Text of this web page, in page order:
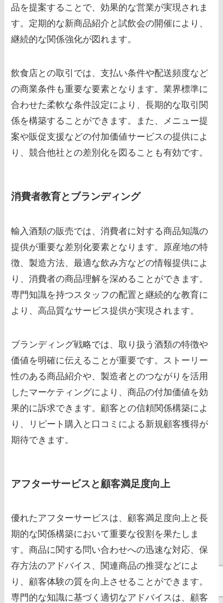
品を提案することで、効果的な営業が実現されま
す。定期的な新商品紹介と試飲会の開催により、
継続的な関係強化が図れます。
飲食店との取引では、支払い条件や配送頻度など
の商業条件も重要な要素となります。業界標準に
合わせた柔軟な条件設定により、長期的な取引関
係を構築することができます。また、メニュー提
案や販促支援などの付加価値サービスの提供によ
り、競合他社との差別化を図ることも有効です。
消費者教育とブランディング
輸入酒類の販売では、消費者に対する商品知識の
提供が重要な差別化要素となります。原産地の特
徴、製造方法、最適な飲み方などの情報提供によ
り、消費者の商品理解を深めることができます。
専門知識を持つスタッフの配置と継続的な教育に
より、高品質なサービス提供が実現されます。
ブランディング戦略では、取り扱う酒類の特徴や
価値を明確に伝えることが重要です。ストーリー
性のある商品紹介や、製造者とのつながりを活用
したマーケティングにより、商品の付加価値を効
果的に訴求できます。顧客との信頼関係構築によ
り、リピート購入と口コミによる新規顧客獲得が
期待できます。
アフターサービスと顧客満足度向上
優れたアフターサービスは、顧客満足度向上と長
期的な関係構築において重要な役割を果たしま
す。商品に関する問い合わせへの迅速な対応、保
存方法のアドバイス、関連商品の推奨などによ
り、顧客体験の質を向上させることができます。
専門的な知識に基づく適切なアドバイスは、顧客